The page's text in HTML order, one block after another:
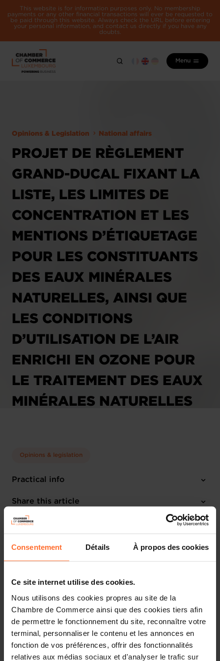
Consentement Détails À propos des cookies
Ce site internet utilise des cookies.
Nous utilisons des cookies propres au site de la
Chambre de Commerce ainsi que des cookies tiers afin
de permettre le fonctionnement du site, reconnaître votre
terminal, personnaliser le contenu et les annonces en
fonction de vos préférences, offrir des fonctionnalités
relatives aux médias sociaux et d'analyser le trafic sur
This website is for information purposes only. No membership
payments or any other financial transactions will ever be requested to
be paid through this website. Always check the URL before entering
your personal information, and contact us directly if you have any
doubts.
Menu
Opinions & Legislation National affairs
PROJET DE RÈGLEMENT
GRAND-DUCAL FIXANT LA
LISTE, LES LIMITES DE
CONCENTRATION ET LES
MENTIONS D’ÉTIQUETAGE
POUR LES CONSTITUANTS
DES EAUX MINÉRALES
NATURELLES, AINSI QUE
LES CONDITIONS
D’UTILISATION DE L’AIR
ENRICHI EN OZONE POUR
LE TRAITEMENT DES EAUX
MINÉRALES NATURELLES
Opinions & legislation
Practical info
1 project text
Share this article
de concentration et les mentions d’étiquetage pour les
constituants des eaux minérales naturelles, ainsi que les
traitement des eaux minérales naturelles et des eaux de
a bien voulu saisir la Chambre de Commerce pour avis du projet de
règlement grand-ducal sous rubrique.